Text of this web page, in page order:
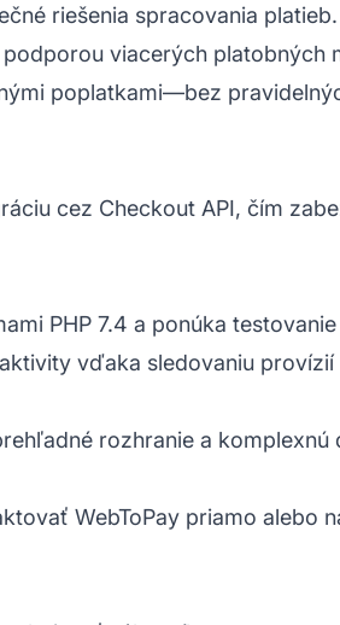
riešenia spracovania
viacerých platobných
poplatkami—bez
cez Checkout API, čím
PHP 7.4 a ponúka
aktivity vďaka sledovaniu provízií
rozhranie a komplexnú
WebToPay priamo alebo